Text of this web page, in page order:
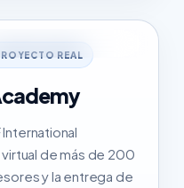
REAL
de más de 200
y la entrega de